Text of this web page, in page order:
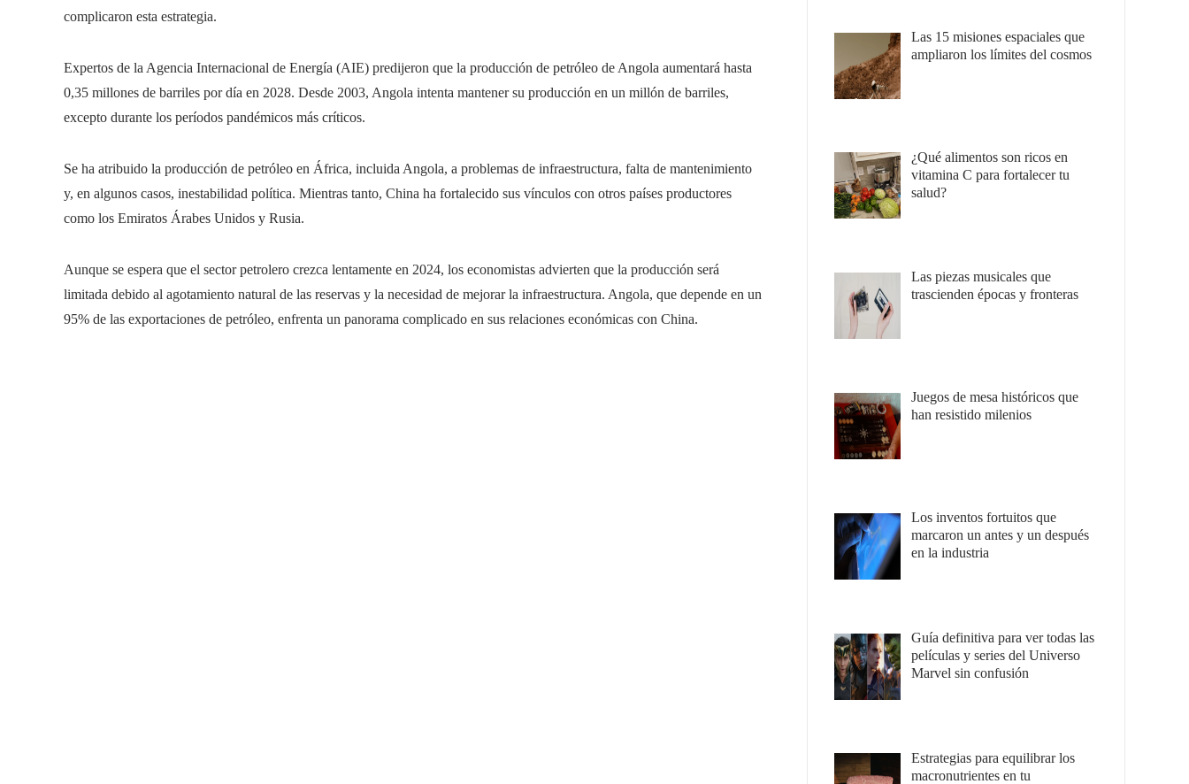
complicaron esta estrategia.
Expertos de la Agencia Internacional de Energía (AIE) predijeron que la producción de petróleo de Angola aumentará hasta
0,35 millones de barriles por día en 2028. Desde 2003, Angola intenta mantener su producción en un millón de barriles,
excepto durante los períodos pandémicos más críticos.
Se ha atribuido la producción de petróleo en África, incluida Angola, a problemas de infraestructura, falta de mantenimiento
y, en algunos casos, inestabilidad política. Mientras tanto, China ha fortalecido sus vínculos con otros países productores
como los Emiratos Árabes Unidos y Rusia.
Aunque se espera que el sector petrolero crezca lentamente en 2024, los economistas advierten que la producción será
limitada debido al agotamiento natural de las reservas y la necesidad de mejorar la infraestructura. Angola, que depende en un
95% de las exportaciones de petróleo, enfrenta un panorama complicado en sus relaciones económicas con China.
Las 15 misiones espaciales que
ampliaron los límites del cosmos
¿Qué alimentos son ricos en
vitamina C para fortalecer tu
salud?
Las piezas musicales que
trascienden épocas y fronteras
Juegos de mesa históricos que
han resistido milenios
Los inventos fortuitos que
marcaron un antes y un después
en la industria
Guía definitiva para ver todas las
películas y series del Universo
Marvel sin confusión
Estrategias para equilibrar los
macronutrientes en tu